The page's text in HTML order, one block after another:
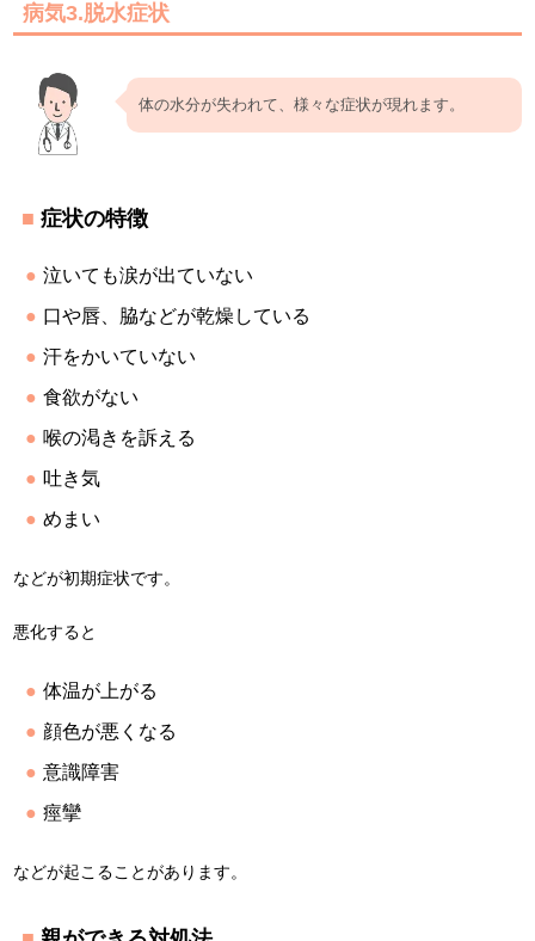
病気3.脱水症状
体の水分が失われて、様々な症状が現れます。
症状の特徴
泣いても涙が出ていない
口や唇、脇などが乾燥している
汗をかいていない
食欲がない
喉の渇きを訴える
吐き気
めまい
などが初期症状です。
悪化すると
体温が上がる
顔色が悪くなる
意識障害
痙攣
などが起こることがあります。